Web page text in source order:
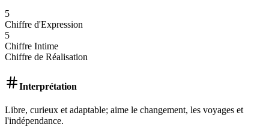
5
Chiffre d'Expression
5
Chiffre Intime
Chiffre de Réalisation
Interprétation
Libre, curieux et adaptable; aime le changement, les voyages et
l'indépendance.